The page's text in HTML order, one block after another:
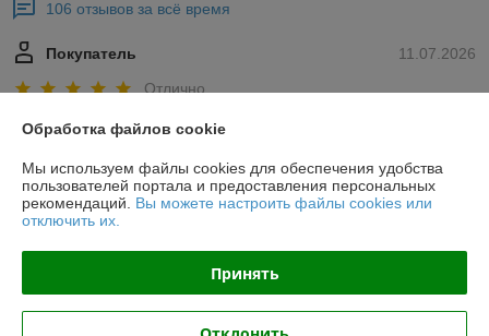
106 отзывов за всё время
11.07.2026
Покупатель
Отлично
Оригинальные товары автоматов ABB
02.07.2026
Ольга
Обработка файлов cookie
Мы используем файлы cookies для обеспечения удобства
пользователей портала и предоставления персональных
рекомендаций. Вы можете настроить файлы cookies или
отключить их.
Принять